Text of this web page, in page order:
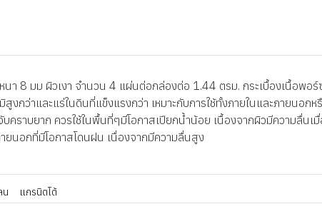
8 มม ผิวเงา จำนวน 4 แผ่นต่อกล่องต่อ 1.44 ตรม. กระเบื้องเนื้อพอร์
งกว่าและแร่ในดินที่แข็งแรงกว่า เหมาะกับการใช้ทั้งภายในและภายนอ
บคราบยาก ควรใช้ในพื้นที่ๆมีโอกาสเปียกน้ำน้อย เนื้องจากผิวมีความลื่น
ยนอกที่มีโอกาสโดนฝน เนื่องจากมีความลื่นสูง
น แกรนิตโต้